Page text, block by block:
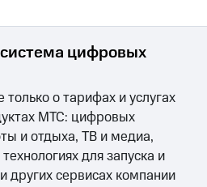
цифровых
о тарифах и услугах
МТС: цифровых
и отдыха, ТВ и медиа,
для запуска и
других сервисах компании